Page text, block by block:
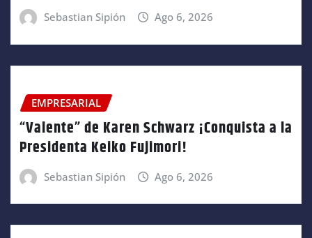
Sebastian Sipión Ago 6, 2026
EMPRESARIAL
“Valente” de Karen Schwarz ¡Conquista a la
Presidenta Keiko Fujimori!
Sebastian Sipión Ago 6, 2026